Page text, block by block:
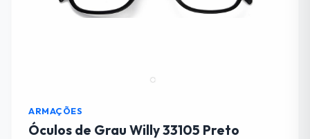
ARMAÇÕES
Óculos de Grau Willy 33105 Preto